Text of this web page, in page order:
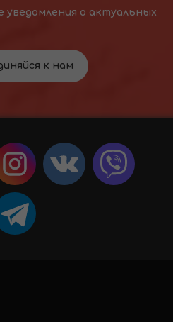
уведомления о актуальных
к нам